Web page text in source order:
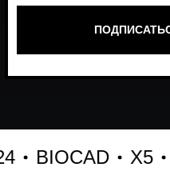
X5 Just
работает и формирует рынок